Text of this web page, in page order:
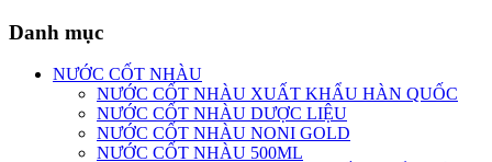
Danh mục
NƯỚC CỐT NHÀU
NƯỚC CỐT NHÀU XUẤT KHẨU HÀN QUỐC
NƯỚC CỐT NHÀU DƯỢC LIỆU
NƯỚC CỐT NHÀU NONI GOLD
NƯỚC CỐT NHÀU 500ML